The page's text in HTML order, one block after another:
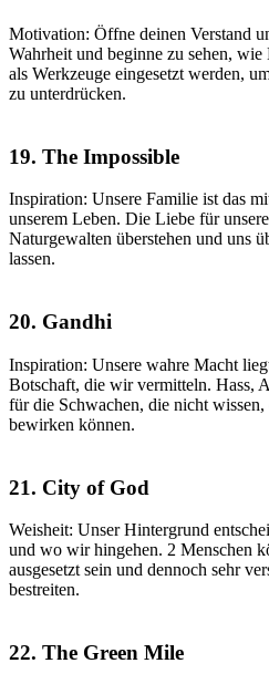
Motivation: Öffne deinen Verstand
Wahrheit und beginne zu sehen,
als Werkzeuge eingesetzt werden,
zu unterdrücken.
19. The Impossible
Inspiration: Unsere Familie ist das
unserem Leben. Die Liebe für
Naturgewalten überstehen und uns
lassen.
20. Gandhi
Inspiration: Unsere wahre Macht
Botschaft, die wir vermitteln. Hass,
für die Schwachen, die nicht
bewirken können.
21. City of God
Weisheit: Unser Hintergrund
und wo wir hingehen. 2 Menschen
ausgesetzt sein und dennoch sehr
bestreiten.
22. The Green Mile